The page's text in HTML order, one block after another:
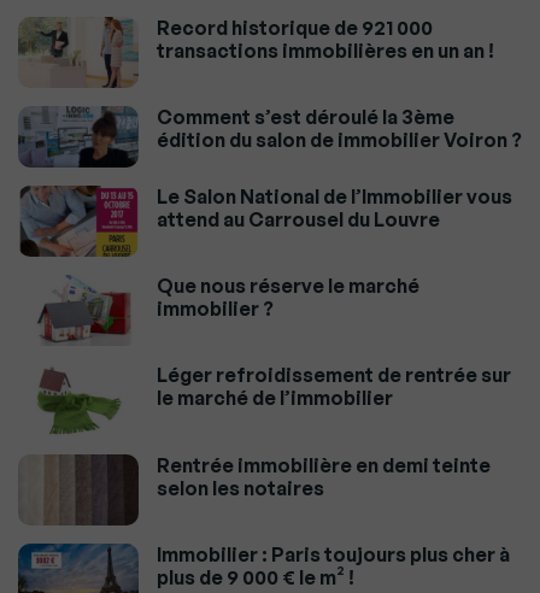
Record historique de 921 000
transactions immobilières en un an !
Comment s’est déroulé la 3ème
édition du salon de immobilier Voiron ?
Le Salon National de l’Immobilier vous
attend au Carrousel du Louvre
Que nous réserve le marché
immobilier ?
Léger refroidissement de rentrée sur
le marché de l’immobilier
Rentrée immobilière en demi teinte
selon les notaires
Immobilier : Paris toujours plus cher à
plus de 9 000 € le m² !